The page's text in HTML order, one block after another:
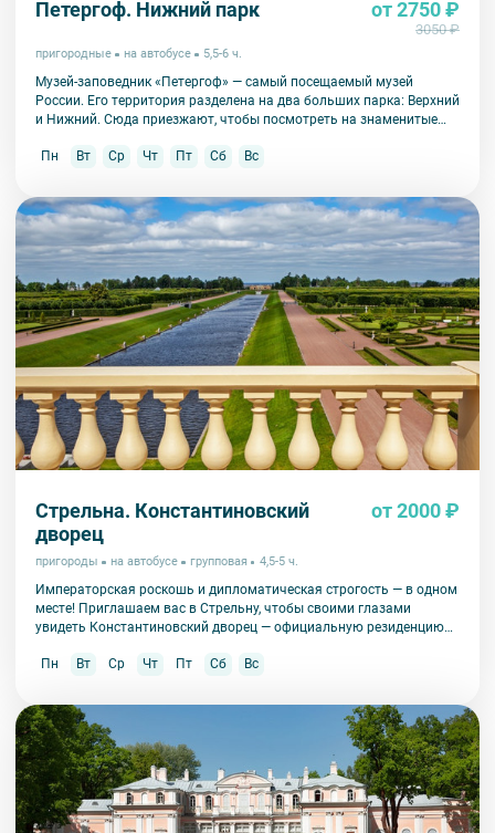
Петергоф. Нижний парк от 2750 ₽
3050 ₽
пригородные на автобусе 5,5-6 ч.
Музей-заповедник «Петергоф» — самый посещаемый музей
России. Его территория разделена на два больших парка: Верхний
и Нижний. Сюда приезжают, чтобы посмотреть на знаменитые
Пн
Вт Ср Чт Пт Сб Вс
Стрельна. Константиновский
дворец
от 2000 ₽
пригороды на автобусе групповая 4,5-5 ч.
Императорская роскошь и дипломатическая строгость — в одном
месте! Приглашаем вас в Стрельну, чтобы своими глазами
увидеть Константиновский дворец — официальную резиденцию
Пн
Вт Ср Чт Пт Сб Вс